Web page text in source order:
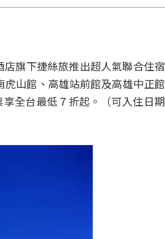
旗下捷絲旅推出超人氣聯合住宿
山館、高雄站前館及高雄中正館
全台最低７折起。（可入住日期